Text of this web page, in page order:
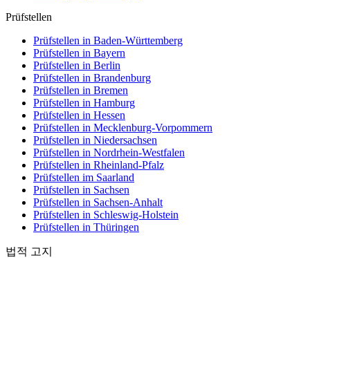
Prüfstellen
Prüfstellen in Baden-Württemberg
Prüfstellen in Bayern
Prüfstellen in Berlin
Prüfstellen in Brandenburg
Prüfstellen in Bremen
Prüfstellen in Hamburg
Prüfstellen in Hessen
Prüfstellen in Mecklenburg-Vorpommern
Prüfstellen in Niedersachsen
Prüfstellen in Nordrhein-Westfalen
Prüfstellen in Rheinland-Pfalz
Prüfstellen im Saarland
Prüfstellen in Sachsen
Prüfstellen in Sachsen-Anhalt
Prüfstellen in Schleswig-Holstein
Prüfstellen in Thüringen
법적 고지